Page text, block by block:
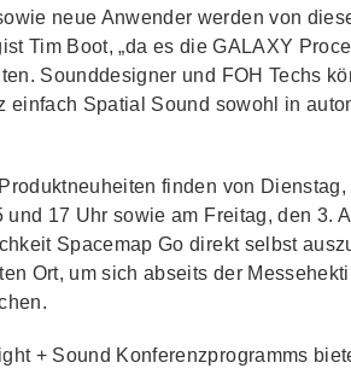
neue Anwender werden von
Tim Boot, „da es die GALAXY
Sounddesigner und FOH Techs
einfach Spatial Sound sowohl in
finden von
und 17 Uhr sowie am Freitag, den 3.
Spacemap Go direkt selbst
Ort, um sich abseits der
+ Sound Konferenzprogramms